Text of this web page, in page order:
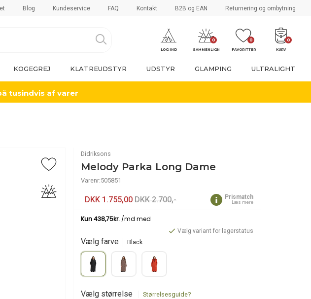
Blog Kundeservice FAQ Kontakt B2B og EAN Returnering og ombytning
LOG IND
0
SAMMENLIGN
0
FAVORITTER
0
KURV
KOGEGREJ KLATREUDSTYR UDSTYR GLAMPING ULTRALIGHT
tusindvis af varer
Didriksons
Melody Parka Long Dame
Varenr:505851
DKK 1.755,00 DKK 2.700,- Prismatch
Læs mere
Vælg variant for lagerstatus
Vælg farve Black
Vælg størrelse Størrelsesguide?